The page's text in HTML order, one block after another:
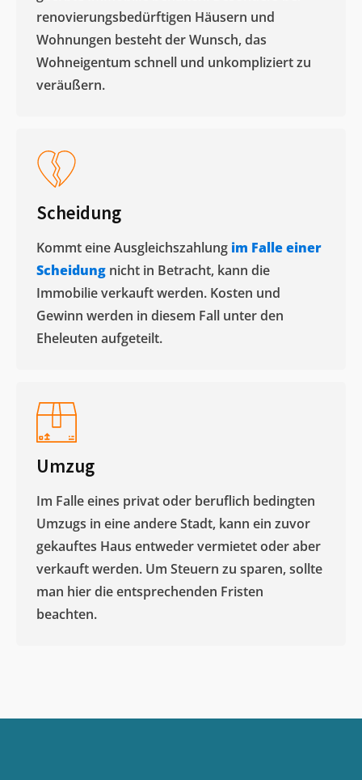
renovierungsbedürftigen Häusern und
Wohnungen besteht der Wunsch, das
Wohneigentum schnell und unkompliziert zu
veräußern. ​
Scheidung
Kommt eine Ausgleichszahlung im Falle einer
Scheidung nicht in Betracht, kann die
Immobilie verkauft werden. Kosten und
Gewinn werden in diesem Fall unter den
Eheleuten aufgeteilt.​
Umzug
Im Falle eines privat oder beruflich bedingten
Umzugs in eine andere Stadt, kann ein zuvor
gekauftes Haus entweder vermietet oder aber
verkauft werden. Um Steuern zu sparen, sollte
man hier die entsprechenden Fristen
beachten.